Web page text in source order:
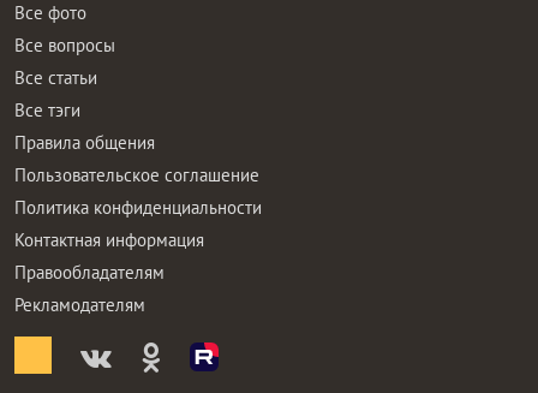
Все фото
Все вопросы
Все статьи
Все тэги
Правила общения
Пользовательское соглашение
Политика конфиденциальности
Контактная информация
Правообладателям
Рекламодателям